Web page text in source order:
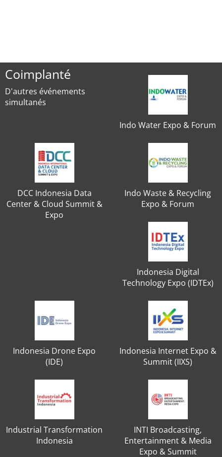
Coimplanté
D'autres événements
simultanés
Indo Water Expo & Forum
DCC Indonesia Data
Center & Cloud Summit &
Expo
Indo Waste & Recycling
Expo & Forum
Indonesia Digital
Technology Expo (IDTEx)
Indonesia Drone Expo
(IDE)
Indonesia Internet Expo &
Summit (IIXS)
Industrial Transformation
Indonesia
INTI Broadcasting,
Entertainment & Media
Expo & Summit